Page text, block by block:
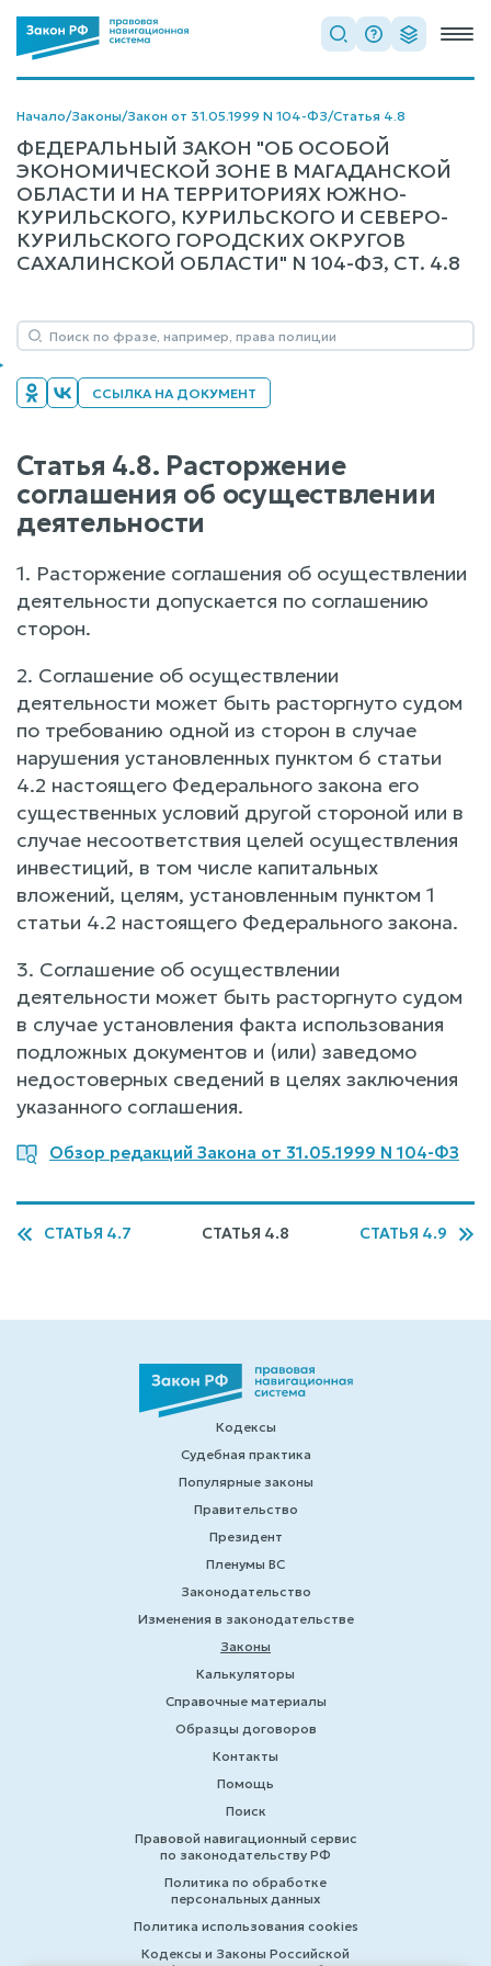
Начало/Законы/Закон от 31.05.1999 N 104-ФЗ/Статья 4.8
ФЕДЕРАЛЬНЫЙ ЗАКОН "ОБ ОСОБОЙ
ЭКОНОМИЧЕСКОЙ ЗОНЕ В МАГАДАНСКОЙ
ОБЛАСТИ И НА ТЕРРИТОРИЯХ ЮЖНО-
КУРИЛЬСКОГО, КУРИЛЬСКОГО И СЕВЕРО-
КУРИЛЬСКОГО ГОРОДСКИХ ОКРУГОВ
САХАЛИНСКОЙ ОБЛАСТИ" N 104-ФЗ, СТ. 4.8
ССЫЛКА НА ДОКУМЕНТ
Статья 4.8. Расторжение
соглашения об осуществлении
деятельности
1. Расторжение соглашения об осуществлении
деятельности допускается по соглашению
сторон.
2. Соглашение об осуществлении
деятельности может быть расторгнуто судом
по требованию одной из сторон в случае
нарушения установленных пунктом 6 статьи
4.2 настоящего Федерального закона его
существенных условий другой стороной или в
случае несоответствия целей осуществления
инвестиций, в том числе капитальных
вложений, целям, установленным пунктом 1
статьи 4.2 настоящего Федерального закона.
3. Соглашение об осуществлении
деятельности может быть расторгнуто судом
в случае установления факта использования
подложных документов и (или) заведомо
недостоверных сведений в целях заключения
указанного соглашения.
Обзор редакций Закона от 31.05.1999 N 104-ФЗ
СТАТЬЯ 4.7 СТАТЬЯ 4.8 СТАТЬЯ 4.9
Кодексы
Судебная практика
Популярные законы
Правительство
Президент
Пленумы ВС
Законодательство
Изменения в законодательстве
Законы
Калькуляторы
Справочные материалы
Образцы договоров
Контакты
Помощь
Поиск
Правовой навигационный сервис
по законодательству РФ
Политика по обработке
персональных данных
Политика использования cookies
Кодексы и Законы Российской